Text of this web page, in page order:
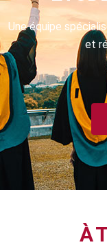
Une équipe
et
À